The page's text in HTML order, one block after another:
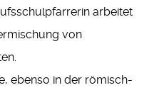
arbeitet
von
ebenso in der römisch-